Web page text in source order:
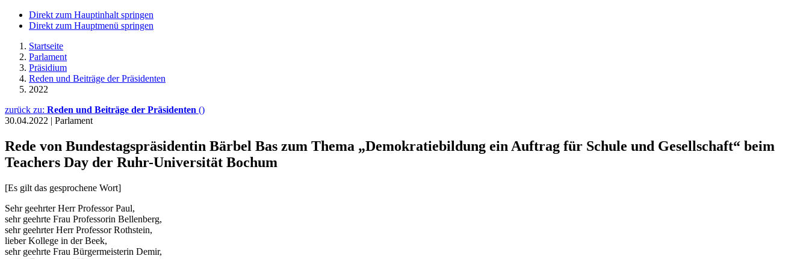
Direkt zum Hauptinhalt springen
Direkt zum Hauptmenü springen
Startseite
Parlament
Präsidium
Reden und Beiträge der Präsidenten
2022
zurück zu: Reden und Beiträge der Präsidenten ()
30.04.2022 | Parlament
Rede von Bundestagspräsidentin Bärbel Bas zum Thema „Demokratiebildung ein Auftrag für Schule und Gesellschaft“ beim
Teachers Day der Ruhr-Universität Bochum
[Es gilt das gesprochene Wort]
Sehr geehrter Herr Professor Paul,
sehr geehrte Frau Professorin Bellenberg,
sehr geehrter Herr Professor Rothstein,
lieber Kollege in der Beek,
sehr geehrte Frau Bürgermeisterin Demir,